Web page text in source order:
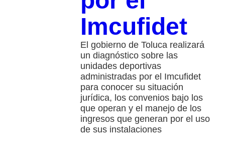
Imcufidet
El gobierno de Toluca realizará
un diagnóstico sobre las
unidades deportivas
administradas por el Imcufidet
para conocer su situación
jurídica, los convenios bajo los
que operan y el manejo de los
ingresos que generan por el uso
de sus instalaciones